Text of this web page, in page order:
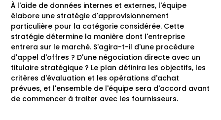
À l'aide de données internes et externes, l'équipe
élabore une stratégie d'approvisionnement
particulière pour la catégorie considérée. Cette
stratégie détermine la manière dont l'entreprise
entrera sur le marché. S'agira-t-il d'une procédure
d'appel d'offres ? D'une négociation directe avec un
titulaire stratégique ? Le plan définira les objectifs, les
critères d'évaluation et les opérations d'achat
prévues, et l'ensemble de l'équipe sera d'accord avant
de commencer à traiter avec les fournisseurs.